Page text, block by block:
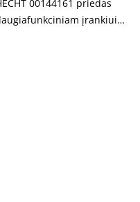
00144161 priedas
įrankiui